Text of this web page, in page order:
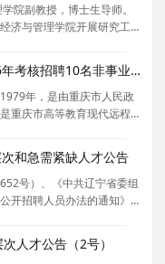
院副教授，博士生导师。
济与管理学院开展研究工
项国家及省部级项科研项
、
重庆开放大学、重庆工商职业学院2026年考核招聘10名非事业编制博士人才公告（第一批）
年，是由重庆市人民政
重庆市高等教育现代远程
年，创办了重庆工商职业
的管
和急需紧缺人才公告
号）、《中共辽宁省委组
开招聘人员办法的通知》
辽宁省人社厅转发中组
作的
人才公告（2号）